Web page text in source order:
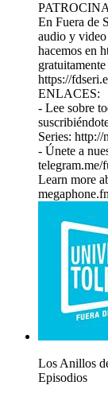
En Fuera de
audio y video
hacemos en
https://
ENLACES:
- Lee sobre
Series: http://
- Únete a
telegram.me/
Learn more
Los Anillos
Episodios